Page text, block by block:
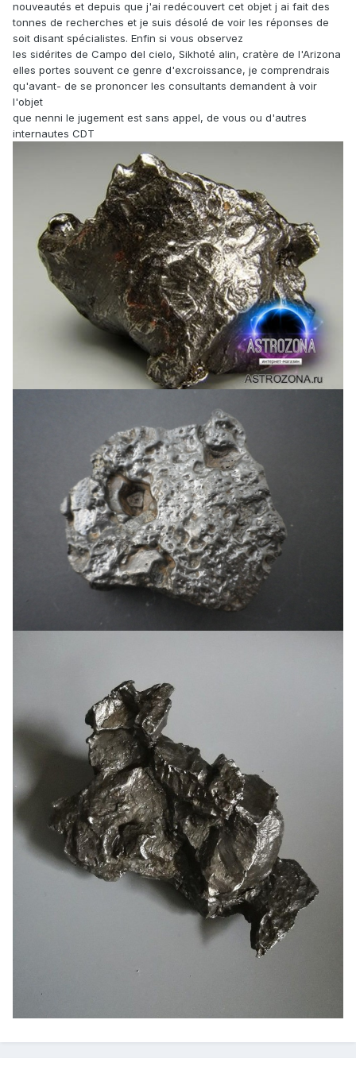
nouveautés et depuis que j'ai redécouvert cet objet j ai fait des
tonnes de recherches et je suis désolé de voir les réponses de
soit disant spécialistes. Enfin si vous observez
les sidérites de Campo del cielo, Sikhoté alin, cratère de l'Arizona
elles portes souvent ce genre d'excroissance, je comprendrais
qu'avant- de se prononcer les consultants demandent à voir
l'objet
que nenni le jugement est sans appel, de vous ou d'autres
internautes CDT